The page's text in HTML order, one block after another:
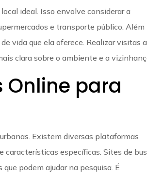
ideal. Isso envolve considerar a
e transporte público. Além
vida que ela oferece. Realizar visitas
clara sobre o ambiente e a
Online para
Existem diversas plataformas
características específicas. Sites de
podem ajudar na pesquisa. É